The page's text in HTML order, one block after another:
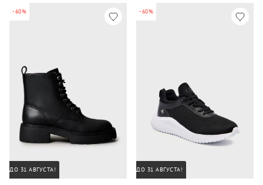
-60%
ДО 31 АВГУСТА!
-60%
ДО 31 АВГУСТА!